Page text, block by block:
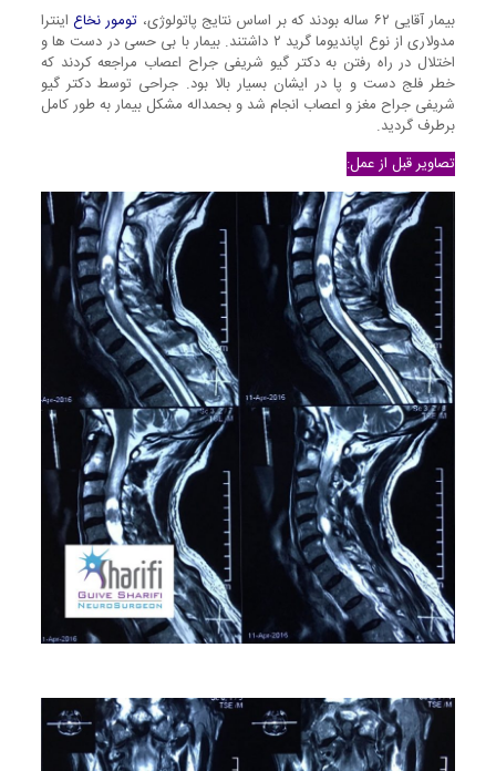
بیمار آقایی ۶۲ ساله بودند که بر اساس نتایج پاتولوژی، تومور نخاع اینترا
مدولاری از نوع اپاندیوما گرید ۲ داشتند. بیمار با بی حسی در دست ها و
اختلال در راه رفتن به دکتر گیو شریفی جراح اعصاب مراجعه کردند که
خطر فلج دست و پا در ایشان بسیار بالا بود. جراحی توسط دکتر گیو
شریفی جراح مغز و اعصاب انجام شد و بحمداله مشکل بیمار به طور کامل
برطرف گردید.
تصاویر قبل از عمل: